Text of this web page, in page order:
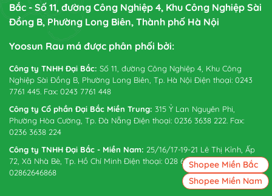
Bắc - Số 11, đường Công Nghiệp 4, Khu Công Nghiệp Sài
Đồng B, Phường Long Biên, Thành phố Hà Nội
Yoosun Rau má được phân phối bởi:
Công ty TNHH Đại Bắc: Số 11, đường Công Nghiệp 4, Khu Công
Nghiệp Sài Đồng B, Phường Long Biên, Tp. Hà Nội Điện thoại: 0243
7761 445. Fax: 0243 7761 448
Công ty Cổ phần Đại Bắc Miền Trung: 315 Ỷ Lan Nguyên Phi,
Phường Hòa Cường, Tp. Đà Nẵng Điện thoại: 0236 3638 222. Fax:
0236 3638 224
Công ty TNHH Đại Bắc - Miền Nam: 25/16/17-19-21 Lê Thị Kỉnh, Ấp
72, Xã Nhà Bè, Tp. Hồ Chí Minh Điện thoại: 028 6265 0738. Fax:
02862646868
Shopee Miền Bắc
Shopee Miền Nam